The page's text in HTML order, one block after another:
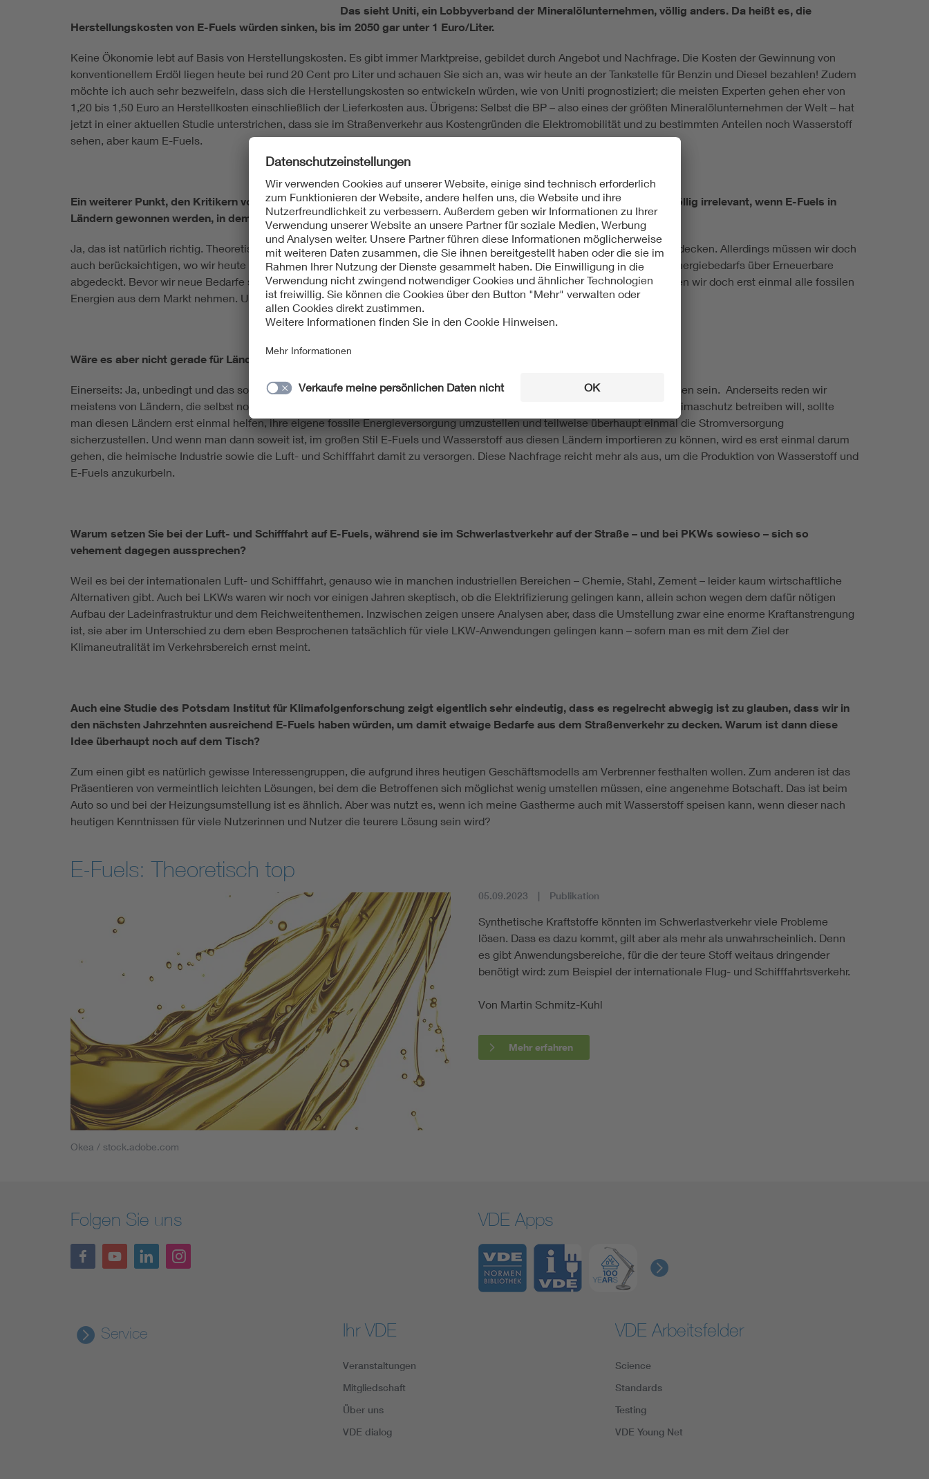
Das sieht Uniti, ein Lobbyverband der Mineralölunternehmen, völlig anders. Da heißt es, die
Herstellungskosten von E-Fuels würden sinken, bis im 2050 gar unter 1 Euro/Liter.
Keine Ökonomie lebt auf Basis von Herstellungskosten. Es gibt immer Marktpreise, gebildet durch Angebot und Nachfrage. Die Kosten der Gewinnung von
konventionellem Erdöl liegen heute bei rund 20 Cent pro Liter und schauen Sie sich an, was wir heute an der Tankstelle für Benzin und Diesel bezahlen! Zudem
möchte ich auch sehr bezweifeln, dass sich die Herstellungskosten so entwickeln würden, wie von Uniti prognostiziert; die meisten Experten gehen eher von
1,20 bis 1,50 Euro an Herstellkosten einschließlich der Lieferkosten aus. Übrigens: Selbst die BP – also eines der größten Mineralölunternehmen der Welt – hat
jetzt in einer aktuellen Studie unterstrichen, dass sie im Straßenverkehr aus Kostengründen die Elektromobilität und zu bestimmten Anteilen noch Wasserstoff
sehen, aber kaum E-Fuels.
Ein weiterer Punkt, den Kritikern von E-Fuels immer hervorbringen ist die schlechte Energiebilanz. Ist der nicht aber völlig irrelevant, wenn E-Fuels in
Ländern gewonnen werden, in dem regenerative Energien unbegrenzt zu Verfügung stehen?
Ja, das ist natürlich richtig. Theoretisch haben wir das Potenzial, unsere gesamte Energienachfrage über Erneuerbare abzudecken. Allerdings müssen wir doch
auch berücksichtigen, wo wir heute stehen: Denn bislang werden gerade weltweit einmal 13 Prozent unseres derzeitigen Energiebedarfs über Erneuerbare
abgedeckt. Bevor wir neue Bedarfe schaffen, in Bereichen, in denen die Erneuerbaren wenig effizient genutzt werden, sollten wir doch erst einmal alle fossilen
Energien aus dem Markt nehmen. Und das kostet Zeit und Geld.
Wäre es aber nicht gerade für Länder wie Namibia oder Chile eine riesige Chance in diesen Markt einzusteigen?
Einerseits: Ja, unbedingt und das sollte auch passieren. Deutschland wird auch in der Zukunft auf Energieimporte angewiesen sein. Anderseits reden wir
meistens von Ländern, die selbst noch sehr stark von fossilen Energieträgern abhängig sind. Wenn man wirklich weltweit Klimaschutz betreiben will, sollte
man diesen Ländern erst einmal helfen, ihre eigene fossile Energieversorgung umzustellen und teilweise überhaupt einmal die Stromversorgung
sicherzustellen. Und wenn man dann soweit ist, im großen Stil E-Fuels und Wasserstoff aus diesen Ländern importieren zu können, wird es erst einmal darum
gehen, die heimische Industrie sowie die Luft- und Schifffahrt damit zu versorgen. Diese Nachfrage reicht mehr als aus, um die Produktion von Wasserstoff und
E-Fuels anzukurbeln.
Warum setzen Sie bei der Luft- und Schifffahrt auf E-Fuels, während sie im Schwerlastverkehr auf der Straße – und bei PKWs sowieso – sich so
vehement dagegen aussprechen?
Weil es bei der internationalen Luft- und Schifffahrt, genauso wie in manchen industriellen Bereichen – Chemie, Stahl, Zement – leider kaum wirtschaftliche
Alternativen gibt. Auch bei LKWs waren wir noch vor einigen Jahren skeptisch, ob die Elektrifizierung gelingen kann, allein schon wegen dem dafür nötigen
Aufbau der Ladeinfrastruktur und dem Reichweitenthemen. Inzwischen zeigen unsere Analysen aber, dass die Umstellung zwar eine enorme Kraftanstrengung
ist, sie aber im Unterschied zu dem eben Besprochenen tatsächlich für viele LKW-Anwendungen gelingen kann – sofern man es mit dem Ziel der
Klimaneutralität im Verkehrsbereich ernst meint.
Auch eine Studie des Potsdam Institut für Klimafolgenforschung zeigt eigentlich sehr eindeutig, dass es regelrecht abwegig ist zu glauben, dass wir in
den nächsten Jahrzehnten ausreichend E-Fuels haben würden, um damit etwaige Bedarfe aus dem Straßenverkehr zu decken. Warum ist dann diese
Idee überhaupt noch auf dem Tisch?
Zum einen gibt es natürlich gewisse Interessengruppen, die aufgrund ihres heutigen Geschäftsmodells am Verbrenner festhalten wollen. Zum anderen ist das
Präsentieren von vermeintlich leichten Lösungen, bei dem die Betroffenen sich möglichst wenig umstellen müssen, eine angenehme Botschaft. Das ist beim
Auto so und bei der Heizungsumstellung ist es ähnlich. Aber was nutzt es, wenn ich meine Gastherme auch mit Wasserstoff speisen kann, wenn dieser nach
heutigen Kenntnissen für viele Nutzerinnen und Nutzer die teurere Lösung sein wird?
E-Fuels: Theoretisch top
Okea / stock.adobe.com
05.09.2023 Publikation
Synthetische Kraftstoffe könnten im Schwerlastverkehr viele Probleme
lösen. Dass es dazu kommt, gilt aber als mehr als unwahrscheinlich. Denn
es gibt Anwendungsbereiche, für die der teure Stoff weitaus dringender
benötigt wird: zum Beispiel der internationale Flug- und Schifffahrtsverkehr.
Von Martin Schmitz-Kuhl
Mehr erfahren
Folgen Sie uns VDE Apps
Service Ihr VDE
Veranstaltungen
Mitgliedschaft
Über uns
VDE dialog
VDE Arbeitsfelder
Science
Standards
Testing
VDE Young Net